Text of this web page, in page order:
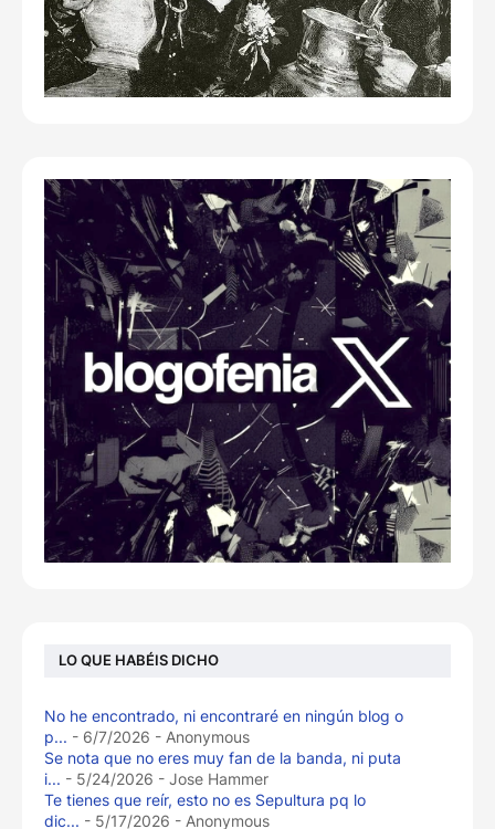
LO QUE HABÉIS DICHO
No he encontrado, ni encontraré en ningún blog o
p... - 6/7/2026 - Anonymous
Se nota que no eres muy fan de la banda, ni puta
i... - 5/24/2026 - Jose Hammer
Te tienes que reír, esto no es Sepultura pq lo
dic... - 5/17/2026 - Anonymous